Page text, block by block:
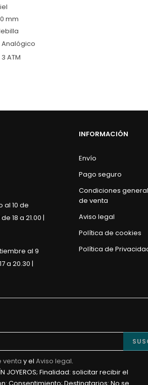
mm
Analógico
3 ATM
al 10 de
18 a 21.00 |
al 9
a 20.30 |
INFORMACIÓN
Envío
Pago seguro
Condiciones
de venta
Aviso legal
Política de cookies
Política de
venta y el Aviso legal.
JOYEROS; Finalidad: solicitar recibir el